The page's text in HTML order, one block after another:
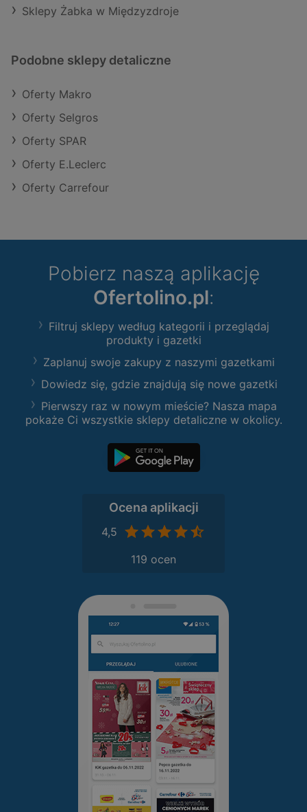
Sklepy Żabka w Międzyzdroje
Podobne sklepy detaliczne
Oferty Makro
Oferty Selgros
Oferty SPAR
Oferty E.Leclerc
Oferty Carrefour
Pobierz naszą aplikację
Ofertolino.pl:
Filtruj sklepy według kategorii i przeglądaj
produkty i gazetki
Zaplanuj swoje zakupy z naszymi gazetkami
Dowiedz się, gdzie znajdują się nowe gazetki
Pierwszy raz w nowym mieście? Nasza mapa
pokaże Ci wszystkie sklepy detaliczne w okolicy.
Ocena aplikacji
4,5
119 ocen